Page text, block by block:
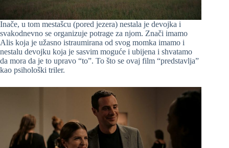
Inače, u tom mestašcu (pored jezera) nestala je devojka i
svakodnevno se organizuje potrage za njom. Znači imamo
Alis koja je užasno istraumirana od svog momka imamo i
nestalu devojku koja je sasvim moguće i ubijena i shvatamo
da mora da je to upravo “to”. To što se ovaj film “predstavlja”
kao psihološki triler.